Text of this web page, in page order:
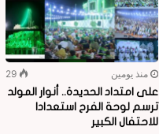
منذ يومين
29
على امتداد الحديدة.. أنوار المولد
ترسم لوحة الفرح استعدادا
للاحتفال الكبير